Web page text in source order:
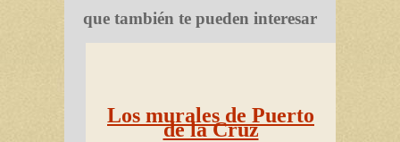
que también te pueden interesar
Los murales de Puerto
de la Cruz